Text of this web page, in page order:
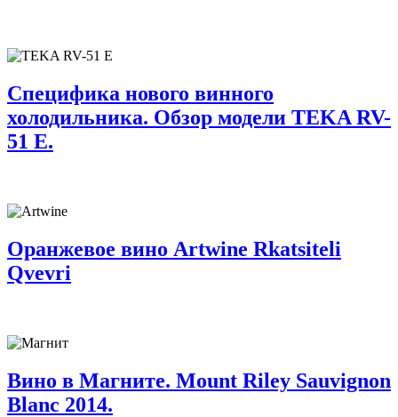
Специфика нового винного
холодильника. Обзор модели TEKA RV-
51 E.
Оранжевое вино Artwine Rkatsiteli
Qvevri
Вино в Магните. Mount Riley Sauvignon
Blanc 2014.